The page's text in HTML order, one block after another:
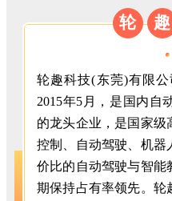
轮 趣
轮趣科技(东莞)有限公
2015年5月，是国内自
的龙头企业，是国家级
控制、自动驾驶、机器
价比的自动驾驶与智能
期保持占有率领先。轮